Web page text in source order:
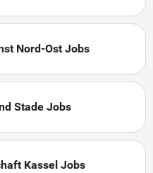
Nord-Ost Jobs
Stade Jobs
Kassel Jobs